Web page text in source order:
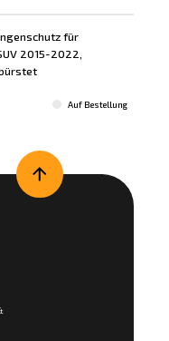
für
2015-2022,
Auf Bestellung